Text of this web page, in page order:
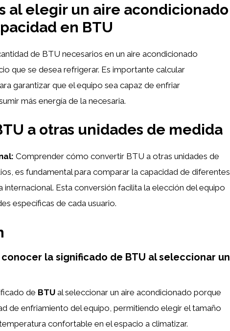
al elegir un aire acondicionado
en BTU
de BTU necesarios en un aire acondicionado
que se desea refrigerar. Es importante calcular
garantizar que el equipo sea capaz de enfriar
más energía de la necesaria.
a otras unidades de medida
Comprender cómo convertir BTU a otras unidades de
es fundamental para comparar la capacidad de diferentes
Esta conversión facilita la elección del equipo
específicas de cada usuario.
la significado de BTU al seleccionar un
de BTU al seleccionar un aire acondicionado porque
de enfriamiento del equipo, permitiendo elegir el tamaño
confortable en el espacio a climatizar.